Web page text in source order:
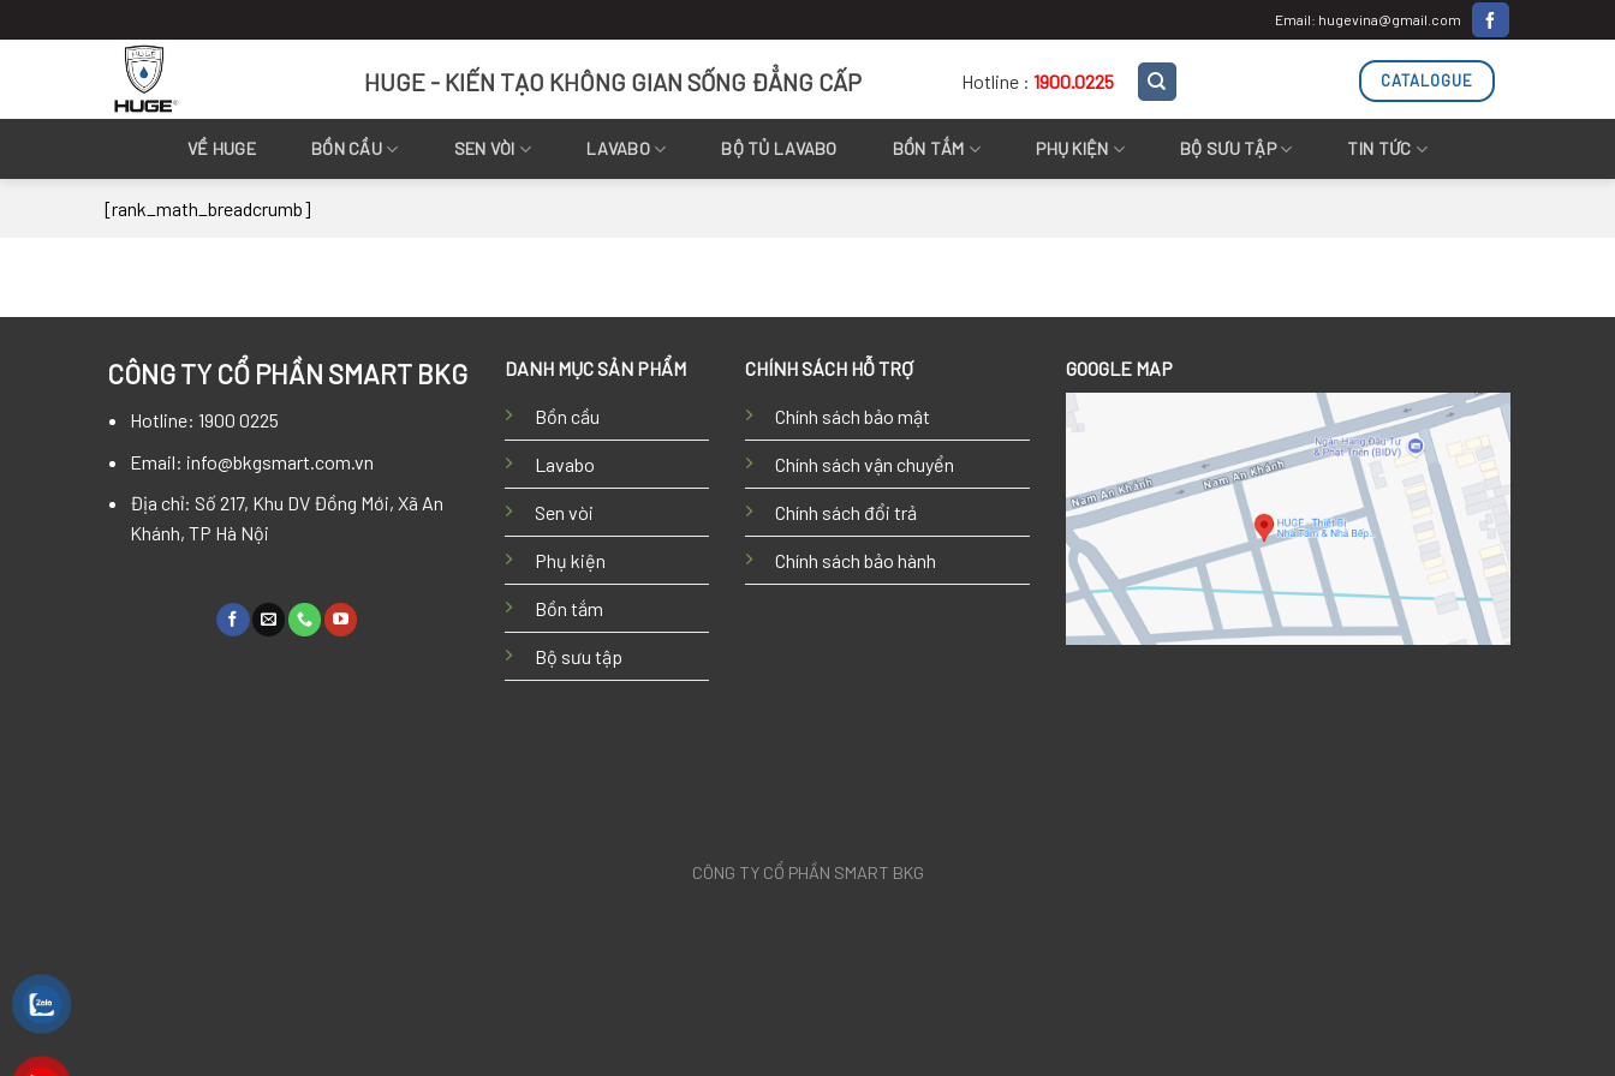
to
Email: hugevina@gmail.com
HUGE - KIẾN TẠO KHÔNG GIAN SỐNG ĐẲNG CẤP Hotline : 1900.0225 CATALOGUE
VỀ HUGE BỒN CẦU SEN VÒI LAVABO BỘ TỦ LAVABO BỒN TẮM PHỤ KIỆN BỘ SƯU TẬP TIN TỨC
[rank_math_breadcrumb]
CÔNG TY CỔ PHẦN SMART BKG
Hotline: 1900 0225
Email: info@bkgsmart.com.vn
Địa chỉ: Số 217, Khu DV Đồng Mới, Xã An
Khánh, TP Hà Nội
DANH MỤC SẢN PHẨM
Bồn cầu
Lavabo
Sen vòi
Phụ kiện
Bồn tắm
Bộ sưu tập
CHÍNH SÁCH HỖ TRỢ
Chính sách bảo mật
Chính sách vận chuyển
Chính sách đổi trả
Chính sách bảo hành
GOOGLE MAP
CÔNG TY CỔ PHẦN SMART BKG